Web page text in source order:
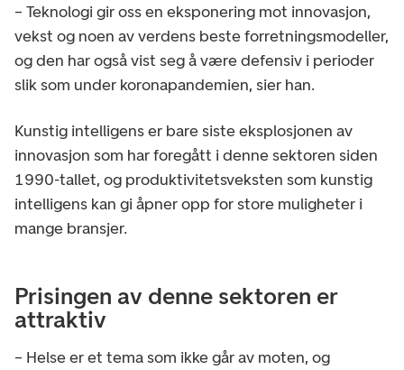
– Teknologi gir oss en eksponering mot innovasjon,
vekst og noen av verdens beste forretningsmodeller,
og den har også vist seg å være defensiv i perioder
slik som under koronapandemien, sier han.
Kunstig intelligens er bare siste eksplosjonen av
innovasjon som har foregått i denne sektoren siden
1990-tallet, og produktivitetsveksten som kunstig
intelligens kan gi åpner opp for store muligheter i
mange bransjer.
Prisingen av denne sektoren er
attraktiv
– Helse er et tema som ikke går av moten, og